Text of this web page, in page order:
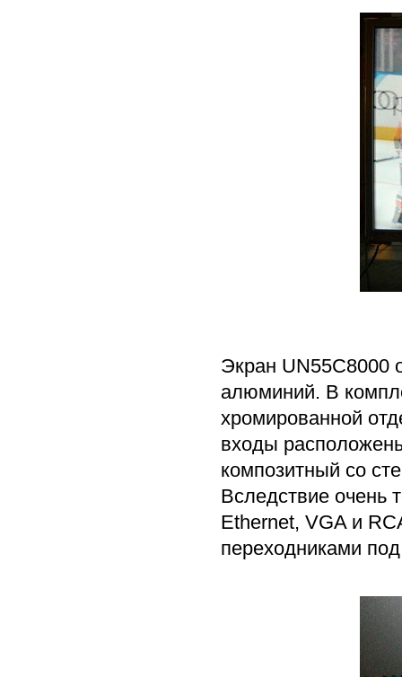
Экран UN55C8000
алюминий. В
хромированной
входы
композитный со
Вследствие очень
Ethernet, VGA и
переходниками